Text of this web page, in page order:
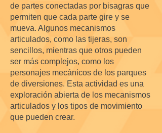
de partes conectadas por bisagras que
permiten que cada parte gire y se
mueva. Algunos mecanismos
articulados, como las tijeras, son
sencillos, mientras que otros pueden
ser más complejos, como los
personajes mecánicos de los parques
de diversiones. Esta actividad es una
exploración abierta de los mecanismos
articulados y los tipos de movimiento
que pueden crear.